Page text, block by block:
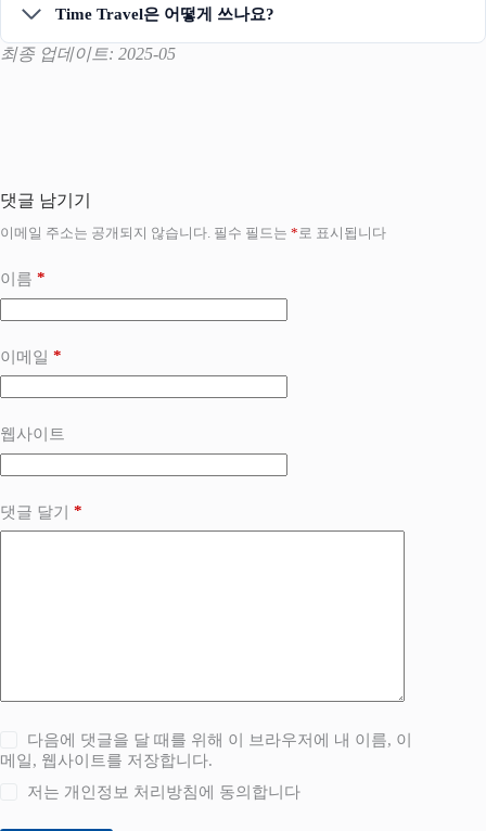
Time Travel은 어떻게 쓰나요?
최종 업데이트: 2025-05
댓글 남기기
이메일 주소는 공개되지 않습니다. 필수 필드는 *로 표시됩니다
이름 *
이메일 *
웹사이트
댓글 달기 *
다음에 댓글을 달 때를 위해 이 브라우저에 내 이름, 이
메일, 웹사이트를 저장합니다.
저는 개인정보 처리방침에 동의합니다